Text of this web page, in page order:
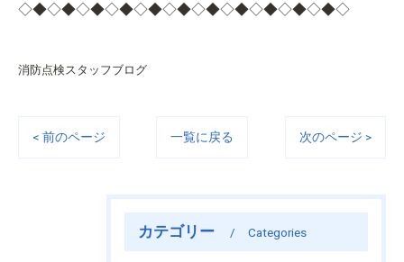
◇◆◇◆◇◆◇◆◇◆◇◆◇◆◇◆◇◆◇◆◇◆◇
消防点検スタッフブログ
< 前のページ 一覧に戻る 次のページ >
カテゴリー Categories